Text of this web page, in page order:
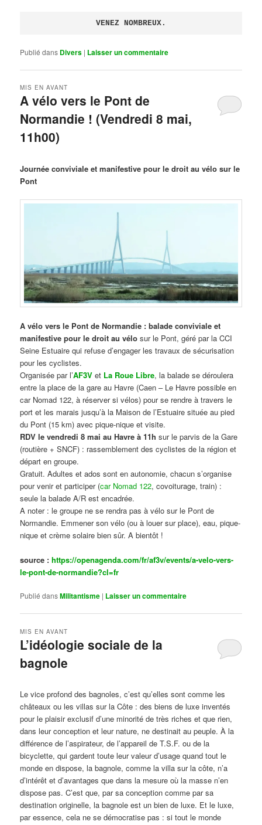
VENEZ NOMBREUX.
Publié dans Divers | Laisser un commentaire
A vélo vers le Pont de
Normandie ! (Vendredi 8 mai,
11h00)
MIS EN AVANT
Journée conviviale et manifestive pour le droit au vélo sur le
Pont
A vélo vers le Pont de Normandie : balade conviviale et
manifestive pour le droit au vélo sur le Pont, géré par la CCI
Seine Estuaire qui refuse d’engager les travaux de sécurisation
pour les cyclistes.
Organisée par l’AF3V et La Roue Libre, la balade se déroulera
entre la place de la gare au Havre (Caen – Le Havre possible en
car Nomad 122, à réserver si vélos) pour se rendre à travers le
port et les marais jusqu’à la Maison de l’Estuaire située au pied
du Pont (15 km) avec pique-nique et visite.
RDV le vendredi 8 mai au Havre à 11h sur le parvis de la Gare
(routière + SNCF) : rassemblement des cyclistes de la région et
départ en groupe.
Gratuit. Adultes et ados sont en autonomie, chacun s’organise
pour venir et participer (car Nomad 122, covoiturage, train) :
seule la balade A/R est encadrée.
A noter : le groupe ne se rendra pas à vélo sur le Pont de
Normandie. Emmener son vélo (ou à louer sur place), eau, pique-
nique et crème solaire bien sûr. A bientôt !
source :https://openagenda.com/fr/af3v/events/a-velo-vers-
le-pont-de-normandie?cl=fr
Publié dansMilitantisme | Laisser un commentaire
L’idéologie sociale de la
bagnole
MIS EN AVANT
Le vice profond des bagnoles, c’est qu’elles sont comme les
châteaux ou les villas sur la Côte : des biens de luxe inventés
pour le plaisir exclusif d’une minorité de très riches et que rien,
dans leur conception et leur nature, ne destinait au peuple. À la
différence de l’aspirateur, de l’appareil de T.S.F. ou de la
bicyclette, qui gardent toute leur valeur d’usage quand tout le
monde en dispose, la bagnole, comme la villa sur la côte, n’a
d’intérêt et d’avantages que dans la mesure où la masse n’en
dispose pas. C’est que, par sa conception comme par sa
destination originelle, la bagnole est un bien de luxe. Et le luxe,
par essence, cela ne se démocratise pas : si tout le monde